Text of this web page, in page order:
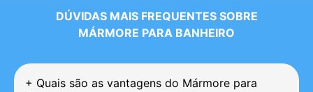
DÚVIDAS MAIS FREQUENTES SOBRE
MÁRMORE PARA BANHEIRO
+ Quais são as vantagens do Mármore para